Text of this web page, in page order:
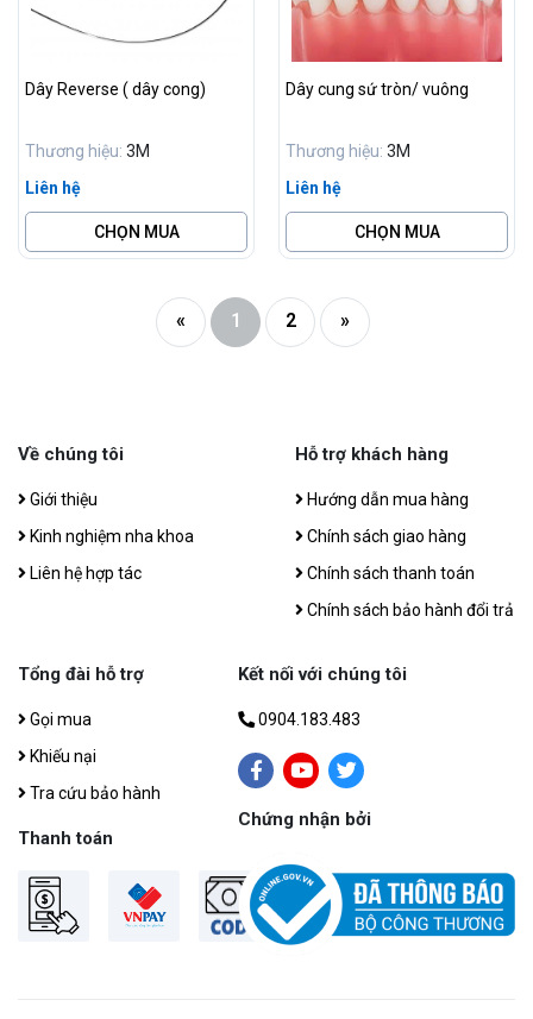
Dây Reverse ( dây cong)
Thương hiệu: 3M
Liên hệ
CHỌN MUA
Dây cung sứ tròn/ vuông
Thương hiệu: 3M
Liên hệ
CHỌN MUA
« 1 2 »
Về chúng tôi
Giới thiệu
Kinh nghiệm nha khoa
Liên hệ hợp tác
Hỗ trợ khách hàng
Hướng dẫn mua hàng
Chính sách giao hàng
Chính sách thanh toán
Chính sách bảo hành đổi trả
Tổng đài hỗ trợ
Gọi mua
Khiếu nại
Tra cứu bảo hành
Thanh toán
Kết nối với chúng tôi
0904.183.483
Chứng nhận bởi